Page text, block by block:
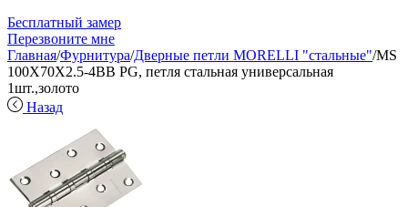
Бесплатный замер
Перезвоните мне
Главная/Фурнитура/Дверные петли MORELLI "стальные"/MS
100X70X2.5-4BB PG, петля стальная универсальная
1шт.,золото
Назад